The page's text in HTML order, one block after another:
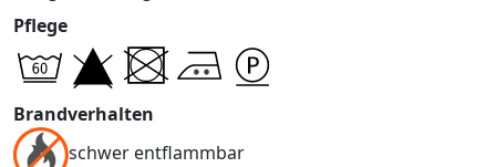
Pflege
Brandverhalten
schwer entflammbar